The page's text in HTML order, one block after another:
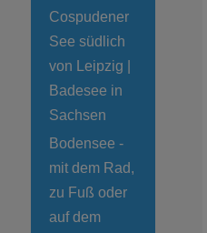
Cospudener
See südlich
von Leipzig |
Badesee in
Sachsen
Bodensee -
mit dem Rad,
zu Fuß oder
auf dem